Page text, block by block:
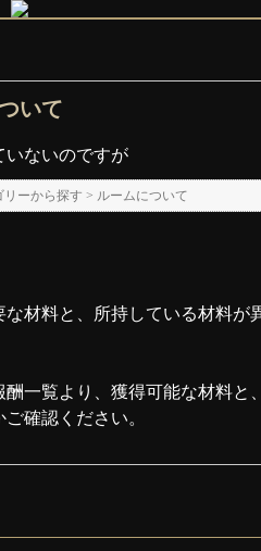
いて
いないのですが
リーから探す > ルームについて
材料と、所持している材料が
酬一覧より、獲得可能な材料と
確認ください。